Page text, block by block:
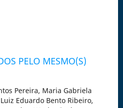
PELO MESMO(S)
Pereira, Maria Gabriela
Eduardo Bento Ribeiro,